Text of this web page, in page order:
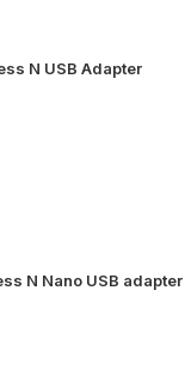
N USB Adapter
N Nano USB adapter